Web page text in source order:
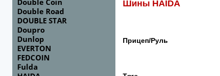
Double Coin
Double Road
DOUBLE STAR
Doupro
Dunlop
EVERTON
FEDCOIN
Fulda
Шины HAIDA
Прицеп/Руль